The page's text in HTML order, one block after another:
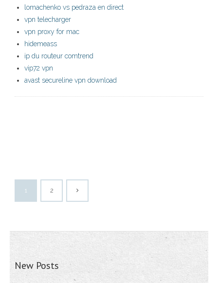
lomachenko vs pedraza en direct
vpn telecharger
vpn proxy for mac
hidemeass
ip du routeur comtrend
vip72 vpn
avast secureline vpn download
1 2
New Posts